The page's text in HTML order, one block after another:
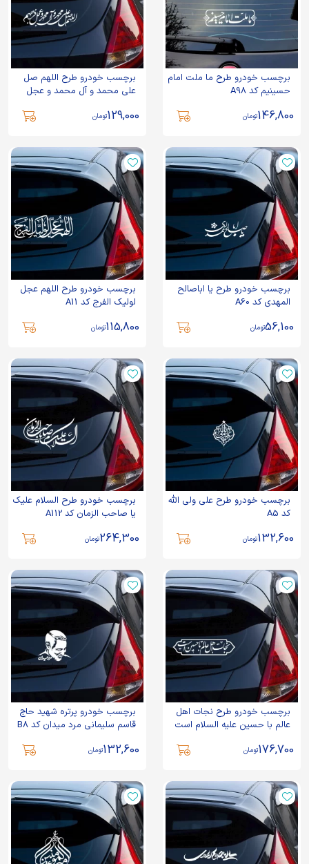
برچسب خودرو طرح ما ملت امام
حسینیم کد A98
146,800تومان
برچسب خودرو طرح اللهم صل
علی محمد و آل محمد و عجل
129,000تومان
برچسب خودرو طرح یا اباصالح
المهدی کد A60
56,100تومان
برچسب خودرو طرح اللهم عجل
لولیک الفرج کد A11
115,800تومان
برچسب خودرو طرح علی ولی الله
کد A5
132,600تومان
برچسب خودرو طرح السلام علیک
یا صاحب الزمان کد A112
264,300تومان
برچسب خودرو طرح نجات اهل
عالم با حسین علیه السلام است
176,700تومان
برچسب خودرو پرتره شهید حاج
قاسم سلیمانی مرد میدان کد B8
132,600تومان